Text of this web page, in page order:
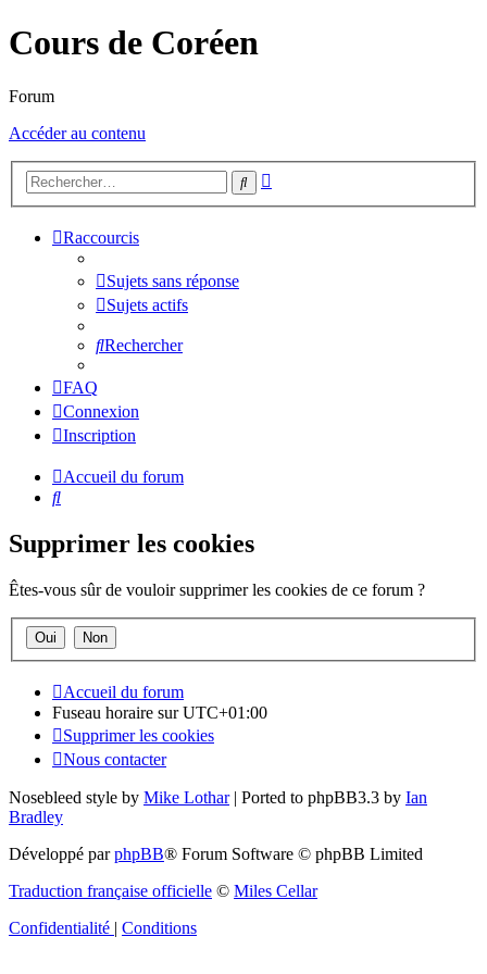
Cours de Coréen
Forum
Accéder au contenu
Rechercher
Raccourcis
Sujets sans réponse
Sujets actifs
Rechercher
FAQ
Connexion
Inscription
Accueil du forum
Rechercher
Supprimer les cookies
Êtes-vous sûr de vouloir supprimer les cookies de ce forum ?
Accueil du forum
Fuseau horaire surUTC+01:00
Supprimer les cookies
Nous contacter
Nosebleed style by Mike Lothar| Ported to phpBB3.3 by Ian
Bradley
Développé parphpBB® Forum Software © phpBB Limited
Traduction française officielle © Miles Cellar
Confidentialité | Conditions